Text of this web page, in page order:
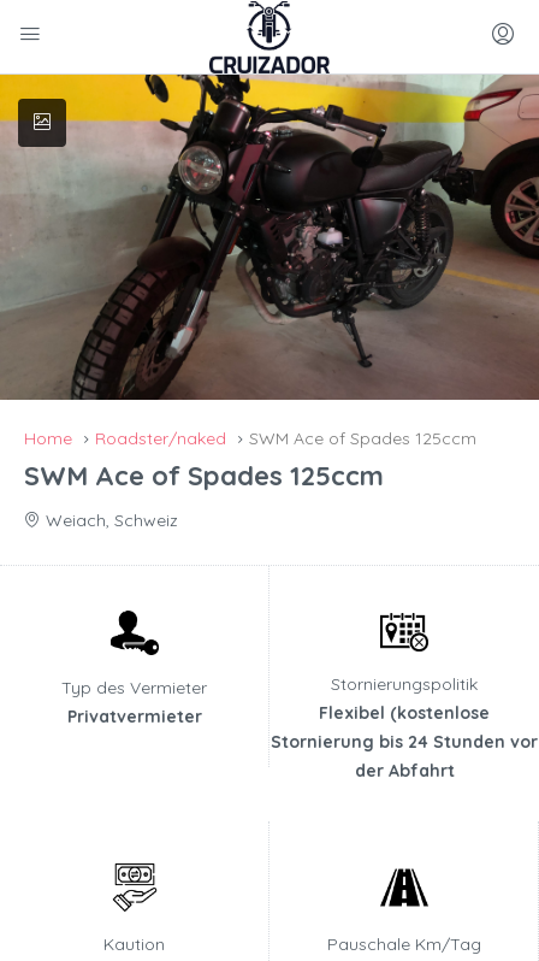
Home Roadster/naked SWM Ace of Spades 125ccm
SWM Ace of Spades 125ccm
Weiach, Schweiz
Typ des Vermieter
Privatvermieter
Stornierungspolitik
Flexibel (kostenlose
Stornierung bis 24 Stunden vor
der Abfahrt
Kaution
Pauschale Km/Tag